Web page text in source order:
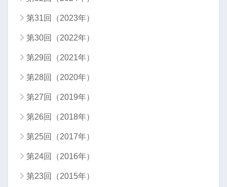
第31回（2023年）
第30回（2022年）
第29回（2021年）
第28回（2020年）
第27回（2019年）
第26回（2018年）
第25回（2017年）
第24回（2016年）
第23回（2015年）